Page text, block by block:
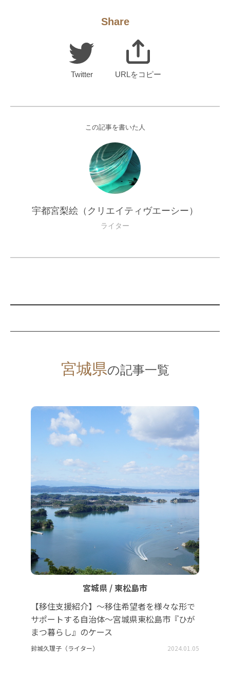
Share
Twitter URLをコピー
この記事を書いた人
宇都宮梨絵（クリエイティヴエーシー）
ライター
宮城県の記事一覧
宮城県 / 東松島市
【移住支援紹介】～移住希望者を様々な形で
サポートする自治体～宮城県東松島市『ひが
まつ暮らし』のケース
鈴城久理子（ライター） 2024.01.05